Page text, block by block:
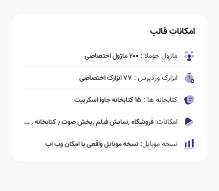
امکانات قالب
ماژول جوملا : ۲۰۰ ماژول اختصاصی
ابزارک وردپرس : ۷۷ ابزارک اختصاصی
کتابخانه ها : ۱۵ کتابخانه جاوا اسکریپت
امکانات:فروشگاه ٬‌نمایش فیلم ٬‌پخش صوت ٫ کتابخانه ٬ ...
نسخه موبایل: نسخه موبایل واقعی با امکان وب اپ